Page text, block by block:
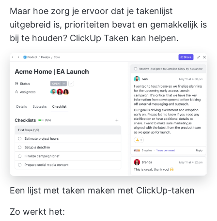
Maar hoe zorg je ervoor dat je takenlijst
uitgebreid is, prioriteiten bevat en gemakkelijk is
bij te houden? ClickUp Taken kan helpen.
Een lijst met taken maken met ClickUp-taken
Zo werkt het: